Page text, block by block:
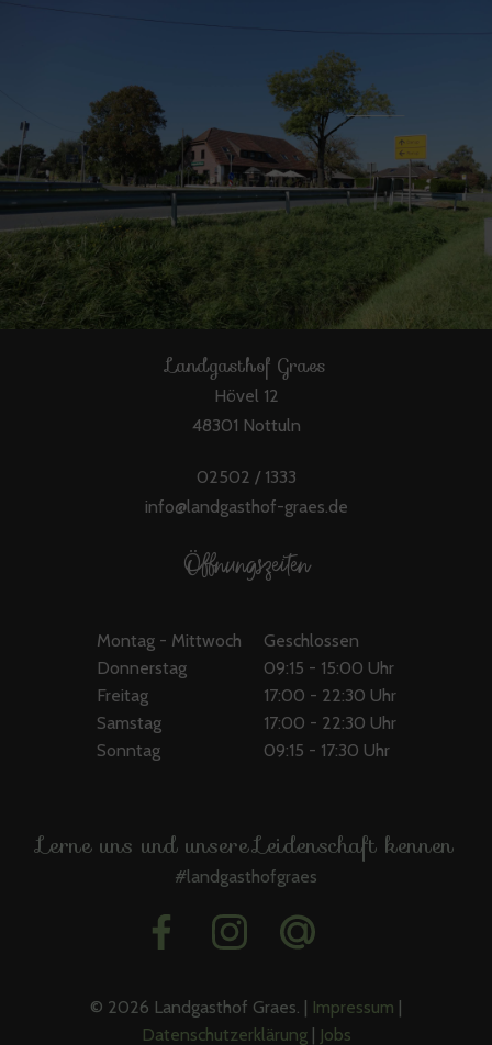
Landgasthof Graes
Hövel 12
48301 Nottuln
02502 / 1333
info@landgasthof-graes.de
Öffnungszeiten
Montag - Mittwoch
Donnerstag
Freitag
Samstag
Sonntag
Geschlossen
09:15 - 15:00 Uhr
17:00 - 22:30 Uhr
17:00 - 22:30 Uhr
09:15 - 17:30 Uhr
Lerne uns und unsere Leidenschaft kennen
#landgasthofgraes
© 2026 Landgasthof Graes. | Impressum |
Datenschutzerklärung| Jobs